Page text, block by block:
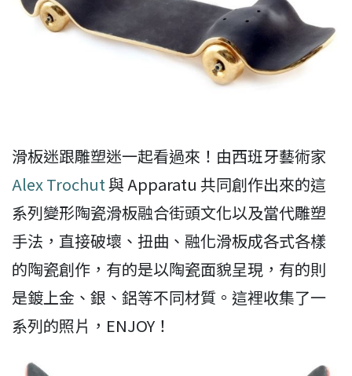
滑板迷跟雕塑迷一起看過來！由西班牙藝術家
Alex Trochut與 Apparatu 共同創作出來的這
系列變形陶瓷滑板融合街頭文化以及當代雕塑
手法，直接破壞、扭曲、融化滑板成各式各樣
的陶瓷創作，有的是以陶瓷面貌呈現，有的則
是鍍上金、銀、鋁等不同材質。這裡收集了一
系列的照片，ENJOY！